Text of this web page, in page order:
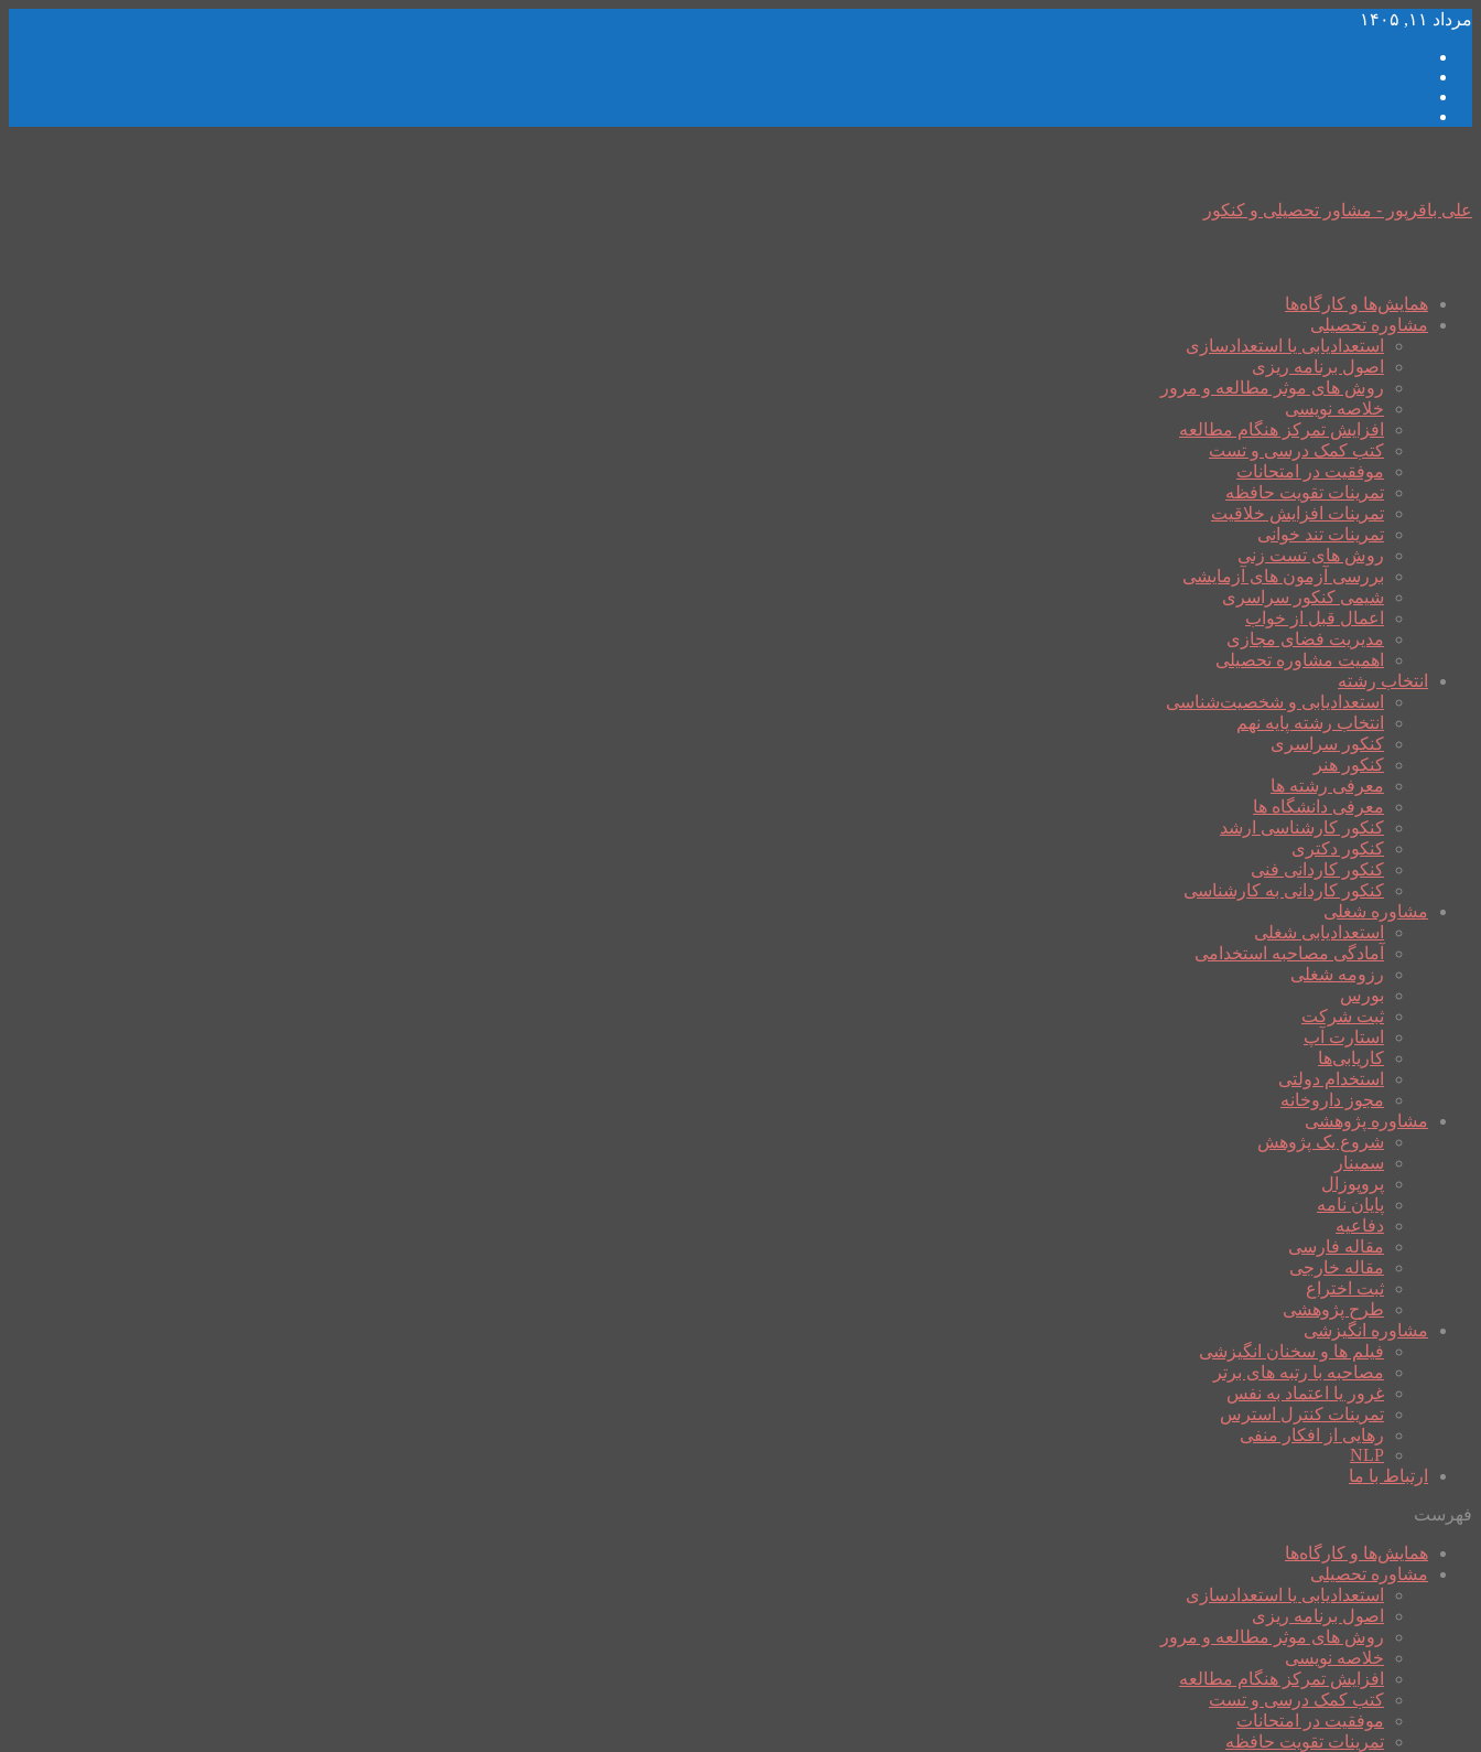
مرداد ۱۱, ۱۴۰۵
علی باقرپور - مشاور تحصیلی و کنکور
همایش‌ها و کارگاه‌ها
مشاوره تحصیلی
استعدادیابی یا استعدادسازی
اصول برنامه ریزی
روش های موثر مطالعه و مرور
خلاصه نویسی
افزایش تمرکز هنگام مطالعه
کتب کمک درسی و تست
موفقیت در امتحانات
تمرینات تقویت حافظه
تمرینات افزایش خلاقیت
تمرینات تند خوانی
روش های تست زنی
بررسی آزمون های آزمایشی
شیمی کنکور سراسری
اعمال قبل از خواب
مدیریت فضای مجازی
اهمیت مشاوره تحصیلی
انتخاب رشته
استعدادیابی و شخصیت‌شناسی
انتخاب رشته پایه نهم
کنکور سراسری
کنکور هنر
معرفی رشته ها
معرفی دانشگاه ها
کنکور کارشناسی ارشد
کنکور دکتری
کنکور کاردانی فنی
کنکور کاردانی به کارشناسی
مشاوره شغلی
استعدادیابی شغلی
آمادگی مصاحبه استخدامی
رزومه شغلی
بورس
ثبت شرکت
استارت آپ
کاریابی‌ها
استخدام دولتی
مجوز داروخانه
مشاوره پژوهشی
شروع یک پژوهش
سمینار
پروپوزال
پایان نامه
دفاعیه
مقاله فارسی
مقاله خارجی
ثبت اختراع
طرح پژوهشی
مشاوره انگیزشی
فیلم ها و سخنان انگیزشی
مصاحبه با رتبه های برتر
غرور یا اعتماد به نفس
تمرینات کنترل استرس
رهایی از افکار منفی
NLP
ارتباط با ما
فهرست
همایش‌ها و کارگاه‌ها
مشاوره تحصیلی
استعدادیابی یا استعدادسازی
اصول برنامه ریزی
روش های موثر مطالعه و مرور
خلاصه نویسی
افزایش تمرکز هنگام مطالعه
کتب کمک درسی و تست
موفقیت در امتحانات
تمرینات تقویت حافظه